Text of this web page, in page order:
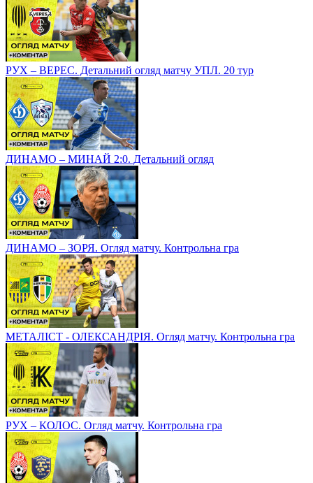
РУХ – ВЕРЕС. Детальний огляд матчу УПЛ. 20 тур
ДИНАМО – МИНАЙ 2:0. Детальний огляд
ДИНАМО – ЗОРЯ. Огляд матчу. Контрольна гра
МЕТАЛІСТ - ОЛЕКСАНДРІЯ. Огляд матчу. Контрольна гра
РУХ – КОЛОС. Огляд матчу. Контрольна гра